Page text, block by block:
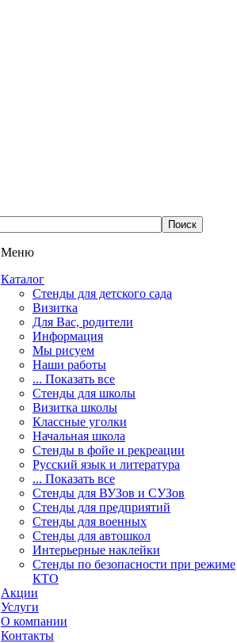
Меню
Каталог
Стенды для детского сада
Визитка
Для Вас, родители
Информация
Мы рисуем
Наши работы
... Показать все
Стенды для школы
Визитка школы
Классные уголки
Начальная школа
Стенды в фойе и рекреации
Русский язык и литература
... Показать все
Стенды для ВУЗов и СУЗов
Стенды для предприятий
Стенды для военных
Стенды для автошкол
Интерьерные наклейки
Стенды по безопасности при режиме
КТО
Акции
Услуги
О компании
Контакты